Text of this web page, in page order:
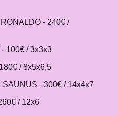
- 240€ /
100€ / 3x3x3
/ 8x5x6,5
- 300€ / 14x4x7
/ 12x6